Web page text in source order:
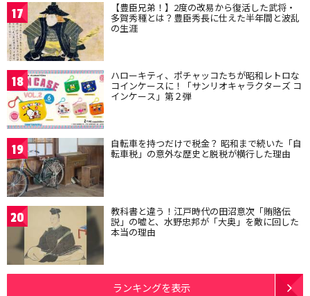
17 【豊臣兄弟！】2度の改易から復活した武将・
多賀秀種とは？豊臣秀長に仕えた半年間と波乱
の生涯
18 ハローキティ、ポチャッコたちが昭和レトロな
コインケースに！「サンリオキャラクターズ コ
インケース」第２弾
19 自転車を持つだけで税金？ 昭和まで続いた「自
転車税」の意外な歴史と脱税が横行した理由
20 教科書と違う！江戸時代の田沼意次「賄賂伝
説」の嘘と、水野忠邦が「大奥」を敵に回した
本当の理由
ランキングを表示